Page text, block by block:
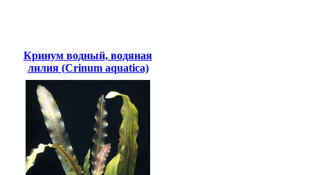
Кринум водный, водяная
лилия (Crinum aquatica)